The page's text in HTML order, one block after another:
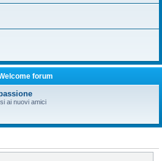
forum
ai nuovi amici